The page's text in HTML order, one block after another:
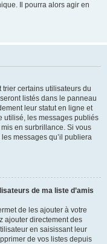
Il pourra alors agir en
trier certains utilisateurs du
listés dans le panneau
leur statut en ligne et
utilisé, les messages publiés
en surbrillance. Si vous
messages qu’il publiera
de ma liste d’amis
de les ajouter à votre
ajouter directement des
en saisissant leur
de vos listes depuis